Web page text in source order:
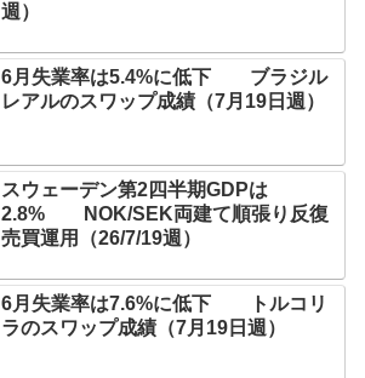
週）
6月失業率は5.4%に低下 ブラジル
レアルのスワップ成績（7月19日週）
スウェーデン第2四半期GDPは
2.8% NOK/SEK両建て順張り反復
売買運用（26/7/19週）
6月失業率は7.6%に低下 トルコリ
ラのスワップ成績（7月19日週）